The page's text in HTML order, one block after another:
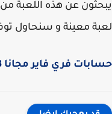
عن هذه اللعبة من
معينة و سنحاول
فري فاير مجانا 2023